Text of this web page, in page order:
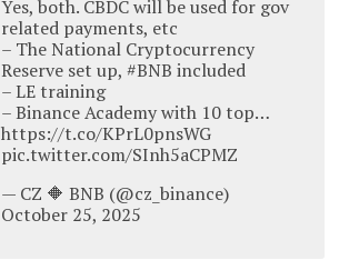
Yes, both. CBDC will be used for gov
related payments, etc
– The National Cryptocurrency
Reserve set up, #BNB included
– LE training
– Binance Academy with 10 top…
https://t.co/KPrL0pnsWG
pic.twitter.com/SInh5aCPMZ
— CZ 🔶 BNB (@cz_binance)
October 25, 2025